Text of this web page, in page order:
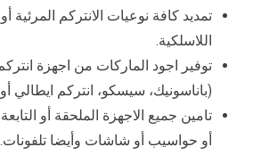
تمديد كافة نوعيات الانتركم المرئية
اللاسلكية.
توفير اجود الماركات من اجهزة
(باناسونيك، سيسكو، انتركم ايطالي
تامين جميع الاجهزة الملحقة أو
أو حواسيب أو شاشات وأيضا تلفونات.